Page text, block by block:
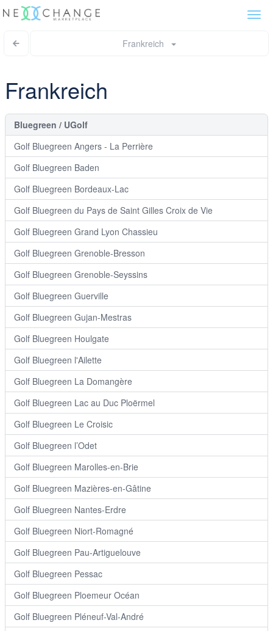
Frankreich
Frankreich
Bluegreen / UGolf
Golf Bluegreen Angers - La Perrière
Golf Bluegreen Baden
Golf Bluegreen Bordeaux-Lac
Golf Bluegreen du Pays de Saint Gilles Croix de Vie
Golf Bluegreen Grand Lyon Chassieu
Golf Bluegreen Grenoble-Bresson
Golf Bluegreen Grenoble-Seyssins
Golf Bluegreen Guerville
Golf Bluegreen Gujan-Mestras
Golf Bluegreen Houlgate
Golf Bluegreen l'Ailette
Golf Bluegreen La Domangère
Golf Bluegreen Lac au Duc Ploërmel
Golf Bluegreen Le Croisic
Golf Bluegreen l’Odet
Golf Bluegreen Marolles-en-Brie
Golf Bluegreen Mazières-en-Gâtine
Golf Bluegreen Nantes-Erdre
Golf Bluegreen Niort-Romagné
Golf Bluegreen Pau-Artiguelouve
Golf Bluegreen Pessac
Golf Bluegreen Ploemeur Océan
Golf Bluegreen Pléneuf-Val-André